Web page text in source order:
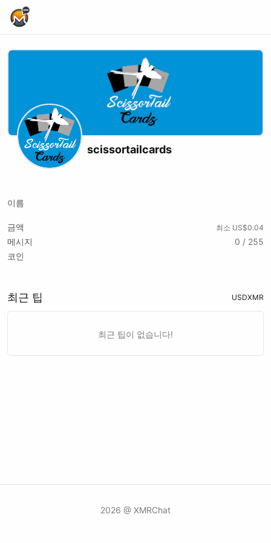
scissortailcards
이름
금액 최소 US$0.04
메시지
0 / 255
코인
최근 팁 USDXMR
최근 팁이 없습니다!
2026 @ XMRChat